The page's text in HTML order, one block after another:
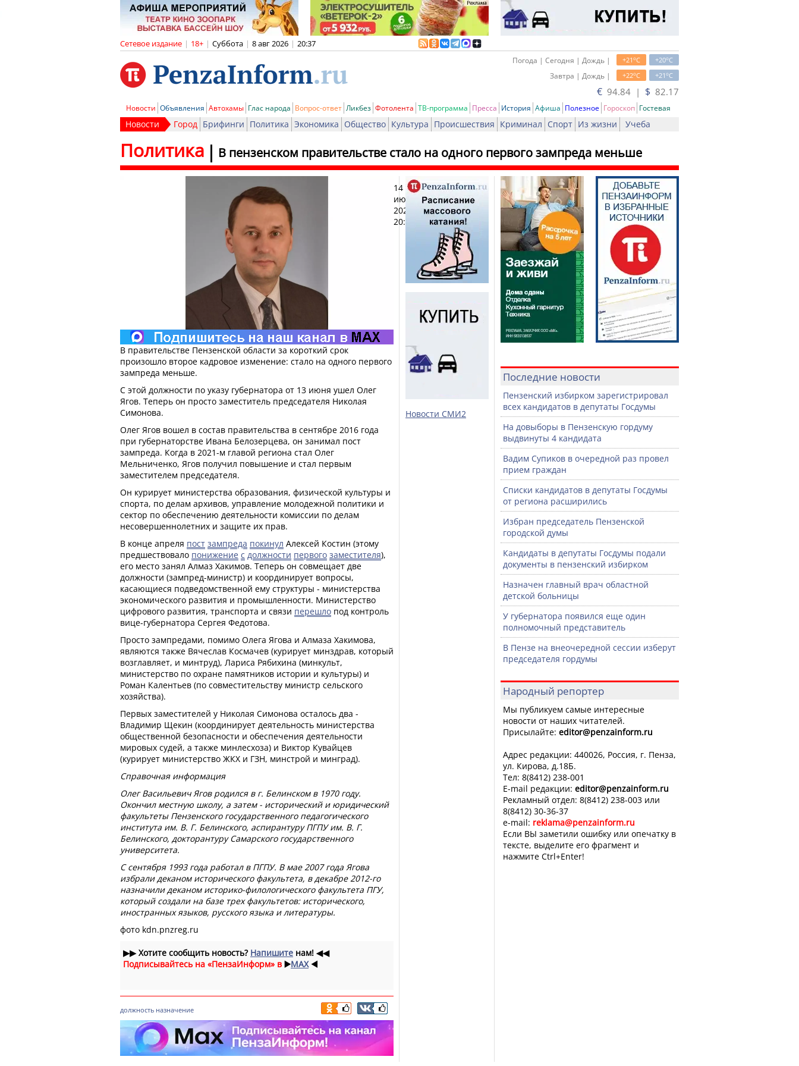
Сетевое издание | 18+ | Суббота | 8 авг 2026 | 20:37
+20oC
+21oC
Погода | Сегодня | Дождь |
+21oC
+22oC
Завтра | Дождь |
€ 94.84 | $ 82.17
Новости Объявления Автохамы Глас народа Вопрос-ответ Ликбез Фотолента ТВ-программа Пресса История Афиша Полезное Гороскоп Гостевая
Новости Город Брифинги Политика Экономика Общество Культура Происшествия Криминал Спорт Из жизни Учеба
В пензенском правительстве стало на одного первого зампреда меньше
Политика
14
июня
2024,
20:17
Печать
В правительстве Пензенской области за короткий срок
произошло второе кадровое изменение: стало на одного первого
зампреда меньше.
С этой должности по указу губернатора от 13 июня ушел Олег
Ягов. Теперь он просто заместитель председателя Николая
Симонова.
Олег Ягов вошел в состав правительства в сентябре 2016 года
при губернаторстве Ивана Белозерцева, он занимал пост
зампреда. Когда в 2021-м главой региона стал Олег
Мельниченко, Ягов получил повышение и стал первым
заместителем председателя.
Он курирует министерства образования, физической культуры и
спорта, по делам архивов, управление молодежной политики и
сектор по обеспечению деятельности комиссии по делам
несовершеннолетних и защите их прав.
В конце апреля пост зампреда покинул Алексей Костин (этому
предшествовало понижение с должности первого заместителя),
его место занял Алмаз Хакимов. Теперь он совмещает две
должности (зампред-министр) и координирует вопросы,
касающиеся подведомственной ему структуры - министерства
экономического развития и промышленности. Министерство
цифрового развития, транспорта и связи перешло под контроль
вице-губернатора Сергея Федотова.
Просто зампредами, помимо Олега Ягова и Алмаза Хакимова,
являются также Вячеслав Космачев (курирует минздрав, который
возглавляет, и минтруд), Лариса Рябихина (минкульт,
министерство по охране памятников истории и культуры) и
Роман Калентьев (по совместительству министр сельского
хозяйства).
Первых заместителей у Николая Симонова осталось два -
Владимир Щекин (координирует деятельность министерства
общественной безопасности и обеспечения деятельности
мировых судей, а также минлесхоза) и Виктор Кувайцев
(курирует министерство ЖКХ и ГЗН, минстрой и минград).
Справочная информация
Олег Васильевич Ягов родился в г. Белинском в 1970 году.
Окончил местную школу, а затем - исторический и юридический
факультеты Пензенского государственного педагогического
института им. В. Г. Белинского, аспирантуру ПГПУ им. В. Г.
Белинского, докторантуру Самарского государственного
университета.
С сентября 1993 года работал в ПГПУ. В мае 2007 года Ягова
избрали деканом исторического факультета, в декабре 2012-го
назначили деканом историко-филологического факультета ПГУ,
который создали на базе трех факультетов: исторического,
иностранных языков, русского языка и литературы.
фото kdn.pnzreg.ru
▶▶Хотите сообщить новость? Напишите нам! ◀◀
Подписывайтесь на «ПензаИнформ» в ▶️MAX ◀️
должность назначение
Новости СМИ2
Последние новости
Пензенский избирком зарегистрировал
всех кандидатов в депутаты Госдумы
На довыборы в Пензенскую гордуму
выдвинуты 4 кандидата
Вадим Супиков в очередной раз провел
прием граждан
Списки кандидатов в депутаты Госдумы
от региона расширились
Избран председатель Пензенской
городской думы
Кандидаты в депутаты Госдумы подали
документы в пензенский избирком
Назначен главный врач областной
детской больницы
У губернатора появился еще один
полномочный представитель
В Пензе на внеочередной сессии изберут
председателя гордумы
Народный репортер
Мы публикуем самые интересные
новости от наших читателей.
Присылайте: editor@penzainform.ru
Адрес редакции: 440026, Россия, г. Пенза,
ул. Кирова, д.18Б.
Тел: 8(8412) 238-001
E-mail редакции: editor@penzainform.ru
Рекламный отдел: 8(8412) 238-003 или
8(8412) 30-36-37
e-mail: reklama@penzainform.ru
Если ВЫ заметили ошибку или опечатку в
тексте, выделите его фрагмент и
нажмите Ctrl+Enter!